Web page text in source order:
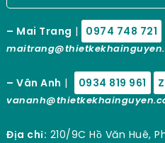
– Mai Trang | 0974 748 721
– Vân Anh | 0934 819 961
Địa chỉ: 210/9C Hồ Văn Huê,